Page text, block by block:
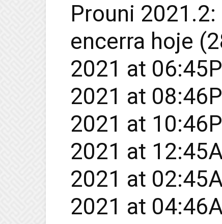
Prouni
encerra hoje
2021 at
2021 at
2021 at
2021 at
2021 at
2021 at